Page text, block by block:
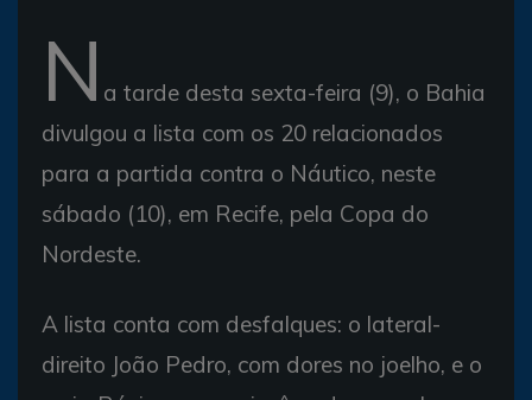
N a tarde desta sexta-feira (9), o Bahia
divulgou a lista com os 20 relacionados
para a partida contra o Náutico, neste
sábado (10), em Recife, pela Copa do
Nordeste.
A lista conta com desfalques: o lateral-
direito João Pedro, com dores no joelho, e o